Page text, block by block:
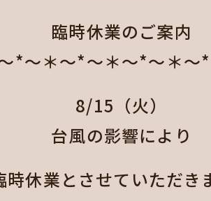
臨時休業のご案内
*～＊～*～＊～*～＊～
8/15（火）
台風の影響により
時休業とさせていただき